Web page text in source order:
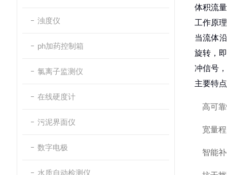
浊度仪
ph加药控制箱
氯离子监测仪
在线硬度计
污泥界面仪
数字电极
水质自动检测仪
体积流
工作原理
当流体
旋转，
冲信号
主要特点
高可
宽量
智能